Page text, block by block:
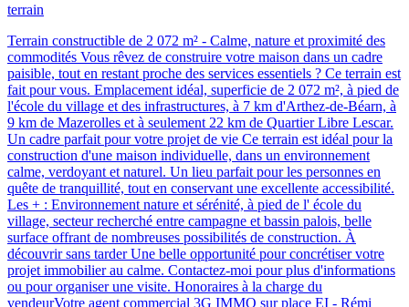
terrain
Terrain constructible de 2 072 m² - Calme, nature et proximité des
commodités Vous rêvez de construire votre maison dans un cadre
paisible, tout en restant proche des services essentiels ? Ce terrain est
fait pour vous. Emplacement idéal, superficie de 2 072 m², à pied de
l'école du village et des infrastructures, à 7 km d'Arthez-de-Béarn, à
9 km de Mazerolles et à seulement 22 km de Quartier Libre Lescar.
Un cadre parfait pour votre projet de vie Ce terrain est idéal pour la
construction d'une maison individuelle, dans un environnement
calme, verdoyant et naturel. Un lieu parfait pour les personnes en
quête de tranquillité, tout en conservant une excellente accessibilité.
Les + : Environnement nature et sérénité, à pied de l' école du
village, secteur recherché entre campagne et bassin palois, belle
surface offrant de nombreuses possibilités de construction. À
découvrir sans tarder Une belle opportunité pour concrétiser votre
projet immobilier au calme. Contactez-moi pour plus d'informations
ou pour organiser une visite. Honoraires à la charge du
vendeurVotre agent commercial 3G IMMO sur place EI - Rémi